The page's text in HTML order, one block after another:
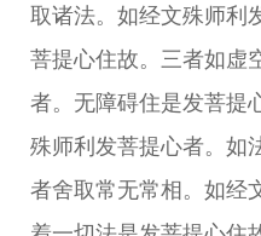
取诸法。如经文殊师利
菩提心住故。三者如虚
者。无障碍住是发菩提
殊师利发菩提心者。如
者舍取常无常相。如经